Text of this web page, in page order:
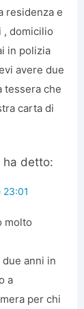
residenza e
, domicilio
in polizia
avere due
tessera che
carta di
ha detto:
23:01
molto
anni in
a
per chi